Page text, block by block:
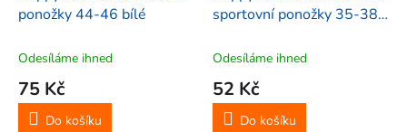
ponožky 44-46 bílé
Odesíláme ihned
75 Kč
Do košíku
sportovní ponožky 35-38,
Odesíláme ihned
52 Kč
Do košíku